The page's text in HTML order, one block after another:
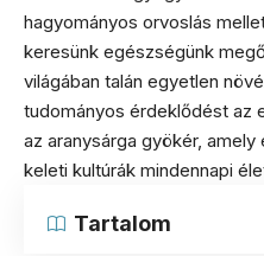
hagyományos orvoslás
keresünk egészségünk
világában talán egyetlen
tudományos érdeklődést az
az aranysárga gyökér,
keleti kultúrák mindennapi
Tartalom